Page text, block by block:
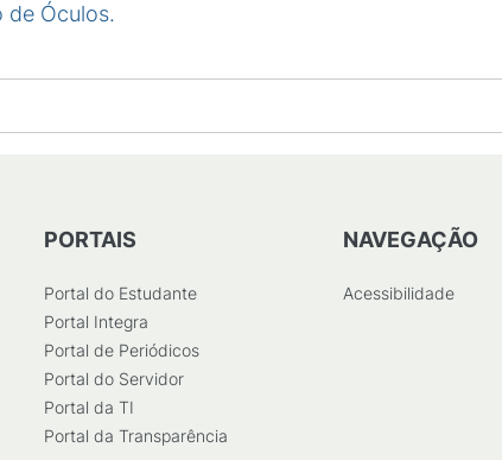
de Óculos.
PORTAIS
Portal do Estudante
Portal Integra
Portal de Periódicos
Portal do Servidor
Portal da TI
Portal da Transparência
NAVEGAÇÃO
Acessibilidade